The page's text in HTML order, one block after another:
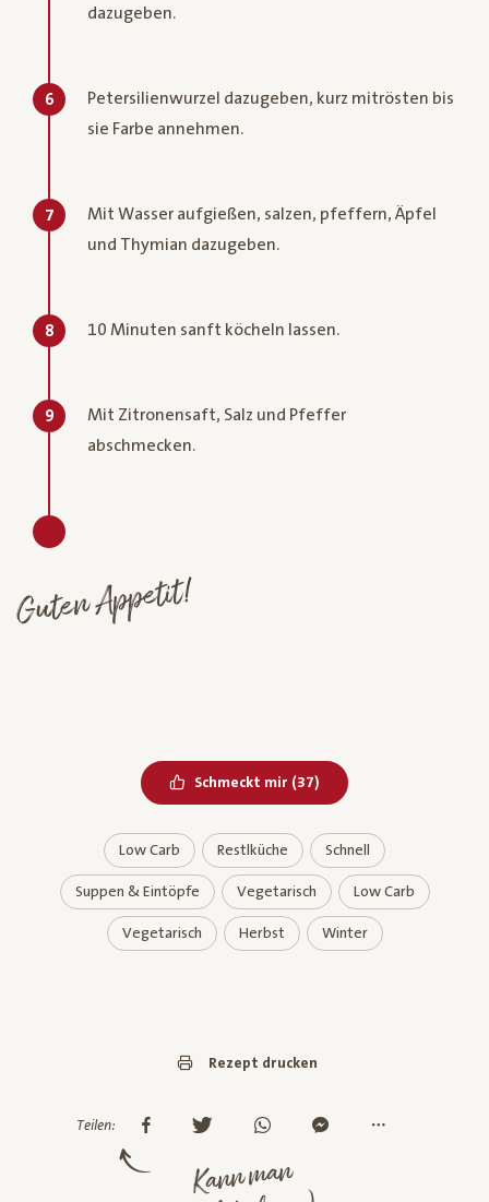
dazugeben.
6
Petersilienwurzel dazugeben, kurz mitrösten bis
sie Farbe annehmen.
7
Mit Wasser aufgießen, salzen, pfeffern, Äpfel
und Thymian dazugeben.
8 10 Minuten sanft köcheln lassen.
9
Mit Zitronensaft, Salz und Pfeffer
abschmecken.
Guten Appetit!
Schmeckt mir Bereits geliked
(37)
Low Carb Restlküche Schnell
Suppen & Eintöpfe Vegetarisch Low Carb
Vegetarisch Herbst Winter
Rezept drucken
Teilen:
Kann man